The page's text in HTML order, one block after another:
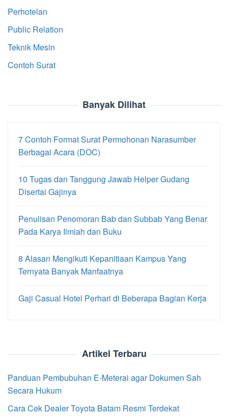
Perhotelan
Public Relation
Teknik Mesin
Contoh Surat
Banyak Dilihat
7 Contoh Format Surat Permohonan Narasumber
Berbagai Acara (DOC)
10 Tugas dan Tanggung Jawab Helper Gudang
Disertai Gajinya
Penulisan Penomoran Bab dan Subbab Yang Benar
Pada Karya Ilmiah dan Buku
8 Alasan Mengikuti Kepanitiaan Kampus Yang
Ternyata Banyak Manfaatnya
Gaji Casual Hotel Perhari di Beberapa Bagian Kerja
Artikel Terbaru
Panduan Pembubuhan E-Meterai agar Dokumen Sah
Secara Hukum
Cara Cek Dealer Toyota Batam Resmi Terdekat